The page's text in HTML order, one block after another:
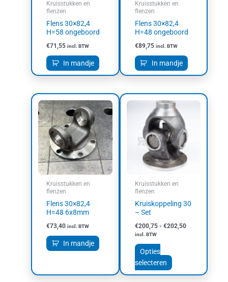
Kruisstukken en
flenzen
Flens 30×82,4
H=58 ongeboord
€71,55 incl. BTW
In mandje
Kruisstukken en
flenzen
Flens 30×82,4
H=48 ongeboord
€89,75 incl. BTW
In mandje
Kruisstukken en
flenzen
Flens 30×82,4
H=48 6x8mm
€73,40 incl. BTW
In mandje
Kruisstukken en
flenzen
Kruiskoppeling 30
– Set
€200,75 - €202,50
Prijsklasse:
incl. BTW
Opties
selecteren
Dit
product
heeft
meerdere
variaties.
Deze
optie
worden
de